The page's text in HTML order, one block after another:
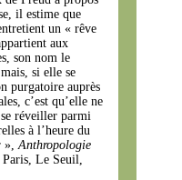
il estime que
un « rêve
aux
son nom le
si elle se
purgatoire auprès
c’est qu’elle ne
se réveiller parmi
à l’heure du
Anthropologie
, Paris, Le Seuil,